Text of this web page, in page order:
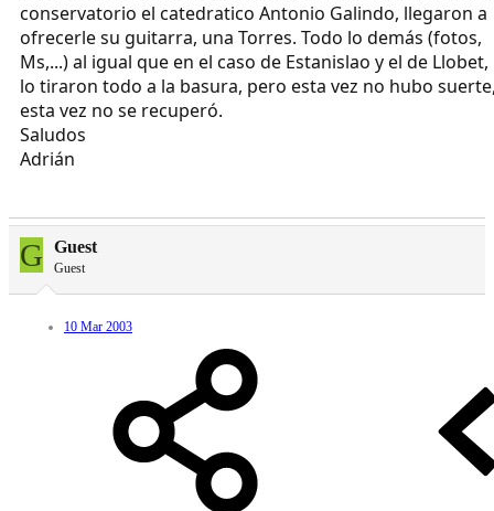
conservatorio el catedratico Antonio Galindo, llegaron a
ofrecerle su guitarra, una Torres. Todo lo demás (fotos,
Ms,...) al igual que en el caso de Estanislao y el de Llobet,
lo tiraron todo a la basura, pero esta vez no hubo
esta vez no se recuperó.
Saludos
Adrián
G Guest
Guest
10 Mar 2003